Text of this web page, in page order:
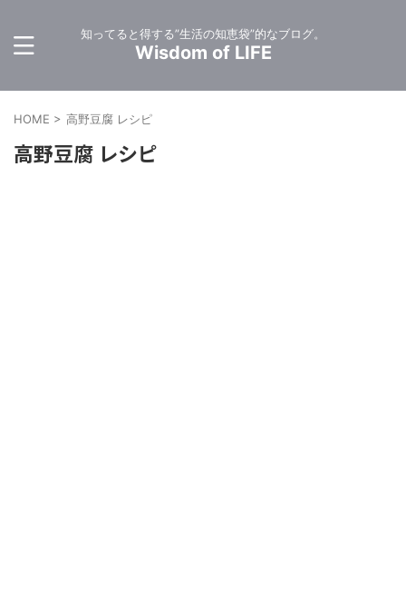
知ってると得する”生活の知恵袋”的なブログ。
Wisdom of LIFE
HOME > 高野豆腐 レシピ
高野豆腐 レシピ